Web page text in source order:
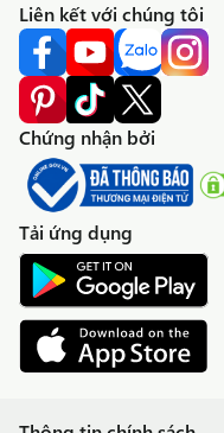
Liên kết với chúng tôi
Chứng nhận bởi
Tải ứng dụng